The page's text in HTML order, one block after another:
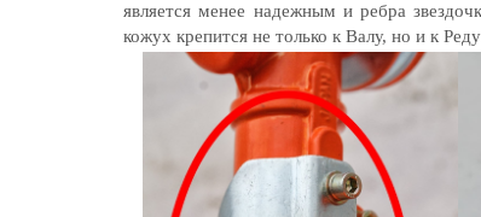
является менее надежным и ребра
кожух крепится не только к Валу, но и к